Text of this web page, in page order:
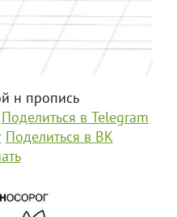
н пропись
Поделиться в Telegram
Поделиться в ВК